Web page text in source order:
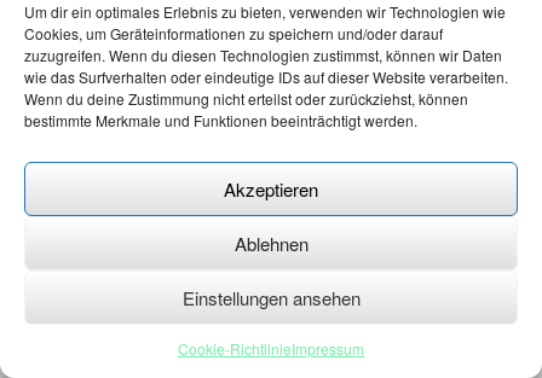
Um dir ein optimales Erlebnis zu bieten, verwenden wir Technologien wie
Cookies, um Geräteinformationen zu speichern und/oder darauf
zuzugreifen. Wenn du diesen Technologien zustimmst, können wir Daten
wie das Surfverhalten oder eindeutige IDs auf dieser Website verarbeiten.
Wenn du deine Zustimmung nicht erteilst oder zurückziehst, können
bestimmte Merkmale und Funktionen beeinträchtigt werden.
Akzeptieren
Ablehnen
Einstellungen ansehen
Cookie-RichtlinieImpressum
Impressum |Datenschutzerklärung|Cookie - Richtlinie